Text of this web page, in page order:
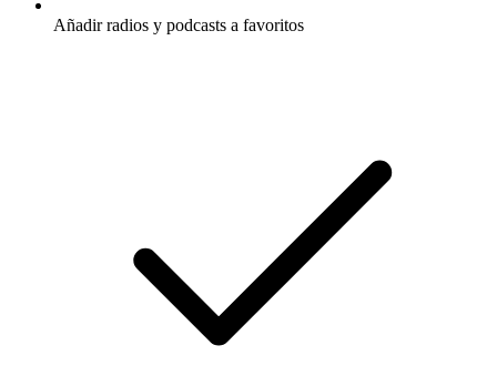
Añadir radios y podcasts a favoritos